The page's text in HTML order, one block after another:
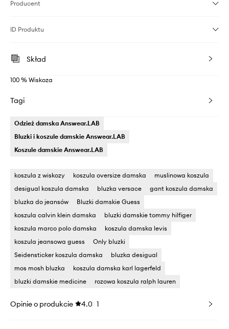
Producent
ID Produktu
Skład
100 % Wiskoza
Tagi
Odzież damska Answear.LAB
Bluzki i koszule damskie Answear.LAB
Koszule damskie Answear.LAB
koszula z wiskozy koszula oversize damska
muslinowa koszula
desigual koszula damska
bluzka versace
gant koszula damska
bluzka do jeansów
Bluzki damskie Guess
koszula calvin klein damska
bluzki damskie tommy hilfiger
koszula marco polo damska
koszula damska levis
koszula jeansowa guess
Only bluzki
Seidensticker koszula damska
bluzka desigual
mos mosh bluzka
koszula damska karl lagerfeld
bluzki damskie medicine
rozowa koszula ralph lauren
Opinie o produkcie 4.0 1